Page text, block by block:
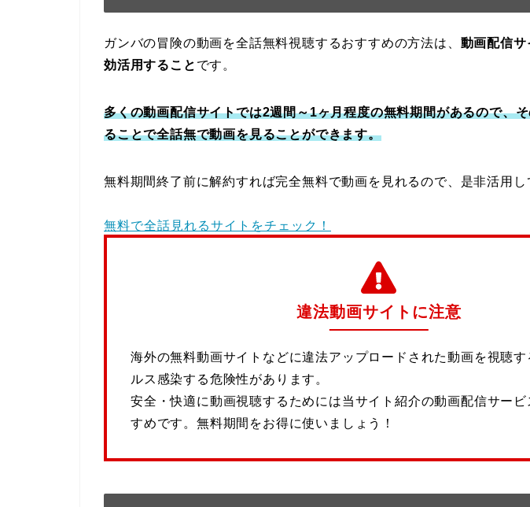
ガンバの冒険の動画を全話無料視聴するおすすめの方法は、 動画配信
効活用すること です。
多くの動画配信サイトでは2週間～1ヶ月程度の無料期間があるので、
ることで全話無で動画を見ることができます。
無料期間終了前に解約すれば完全無料で動画を見れるので、是非活用し
無料で全話見れるサイトをチェック！
違法動画サイトに注意
海外の無料動画サイトなどに違法アップロードされた動画を視聴す
ルス感染する危険性があります。
安全・快適に動画視聴するためには当サイト紹介の動画配信サー
すめです。無料期間をお得に使いましょう！